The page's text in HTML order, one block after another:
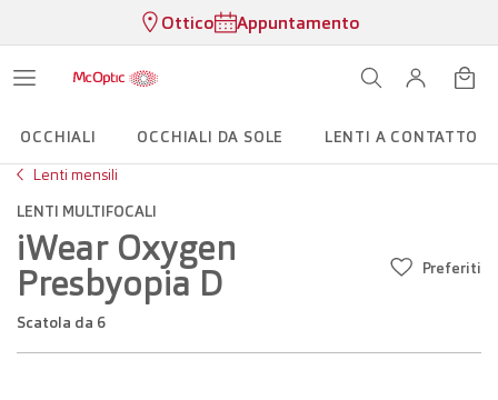
Ottico Appuntamento
OCCHIALI OCCHIALI DA SOLE
LENTI A CONTATTO
Lenti mensili
LENTI MULTIFOCALI
iWear Oxygen
Presbyopia D
scatola da 6
Preferiti